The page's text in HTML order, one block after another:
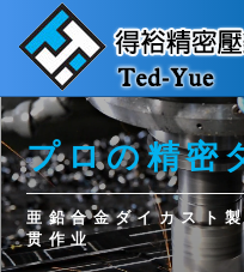
プロの精密
亜鉛合金ダイカスト
贯作业